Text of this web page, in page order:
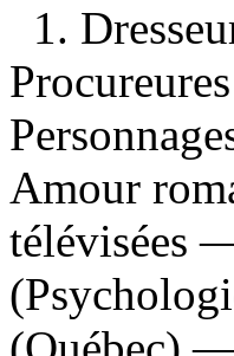
1.
Amour
télévisées